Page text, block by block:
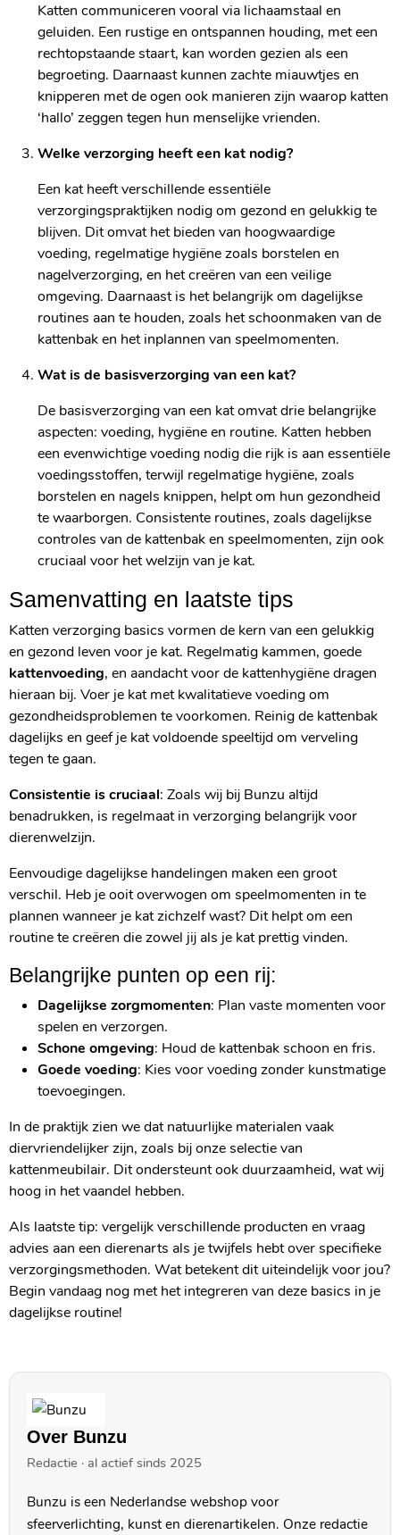
Katten communiceren vooral via lichaamstaal en
geluiden. Een rustige en ontspannen houding, met een
rechtopstaande staart, kan worden gezien als een
begroeting. Daarnaast kunnen zachte miauwtjes en
knipperen met de ogen ook manieren zijn waarop katten
‘hallo’ zeggen tegen hun menselijke vrienden.
Welke verzorging heeft een kat nodig?
Een kat heeft verschillende essentiële
verzorgingspraktijken nodig om gezond en gelukkig te
blijven. Dit omvat het bieden van hoogwaardige
voeding, regelmatige hygiëne zoals borstelen en
nagelverzorging, en het creëren van een veilige
omgeving. Daarnaast is het belangrijk om dagelijkse
routines aan te houden, zoals het schoonmaken van de
kattenbak en het inplannen van speelmomenten.
Wat is de basisverzorging van een kat?
De basisverzorging van een kat omvat drie belangrijke
aspecten: voeding, hygiëne en routine. Katten hebben
een evenwichtige voeding nodig die rijk is aan essentiële
voedingsstoffen, terwijl regelmatige hygiëne, zoals
borstelen en nagels knippen, helpt om hun gezondheid
te waarborgen. Consistente routines, zoals dagelijkse
controles van de kattenbak en speelmomenten, zijn ook
cruciaal voor het welzijn van je kat.
Samenvatting en laatste tips
Katten verzorging basics vormen de kern van een gelukkig
en gezond leven voor je kat. Regelmatig kammen, goede
kattenvoeding, en aandacht voor de kattenhygiëne dragen
hieraan bij. Voer je kat met kwalitatieve voeding om
gezondheidsproblemen te voorkomen. Reinig de kattenbak
dagelijks en geef je kat voldoende speeltijd om verveling
tegen te gaan.
Consistentie is cruciaal: Zoals wij bij Bunzu altijd
benadrukken, is regelmaat in verzorging belangrijk voor
dierenwelzijn.
Eenvoudige dagelijkse handelingen maken een groot
verschil. Heb je ooit overwogen om speelmomenten in te
plannen wanneer je kat zichzelf wast? Dit helpt om een
routine te creëren die zowel jij als je kat prettig vinden.
Belangrijke punten op een rij:
Dagelijkse zorgmomenten: Plan vaste momenten voor
spelen en verzorgen.
Schone omgeving: Houd de kattenbak schoon en fris.
Goede voeding: Kies voor voeding zonder kunstmatige
toevoegingen.
In de praktijk zien we dat natuurlijke materialen vaak
diervriendelijker zijn, zoals bij onze selectie van
kattenmeubilair. Dit ondersteunt ook duurzaamheid, wat wij
hoog in het vaandel hebben.
Als laatste tip: vergelijk verschillende producten en vraag
advies aan een dierenarts als je twijfels hebt over specifieke
verzorgingsmethoden. Wat betekent dit uiteindelijk voor jou?
Begin vandaag nog met het integreren van deze basics in je
dagelijkse routine!
Over Bunzu
Redactie · al actief sinds 2025
Bunzu is een Nederlandse webshop voor
sfeerverlichting, kunst en dierenartikelen. Onze redactie